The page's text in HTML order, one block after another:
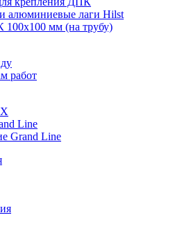
алюминиевые лаги Hilst
мм (на трубу)
работ
Line
Grand Line